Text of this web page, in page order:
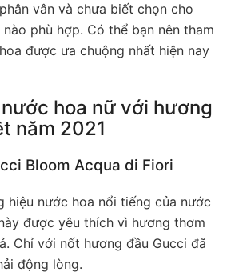
vân và chưa biết chọn cho
phù hợp. Có thể bạn nên tham
được ưa chuộng nhất hiện nay
hoa nữ với hương
năm 2021
Bloom Acqua di Fiori
hiệu nước hoa nổi tiếng của nước
được yêu thích vì hương thơm
Chỉ với nốt hương đầu Gucci đã
động lòng.